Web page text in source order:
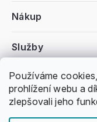
Používáme
prohlížení webu a
zlepšovali jeho
Všeobecné
Nákup
Služby